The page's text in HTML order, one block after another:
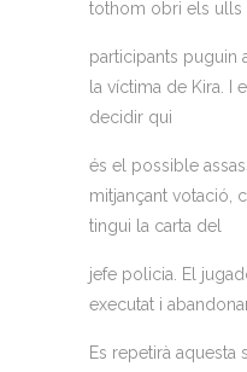
tothom obri els ulls
participants puguin
la víctima de Kira. I
decidir qui
és el possible
mitjançant votació,
tingui la carta del
jefe policia. El
executat i
Es repetirà aquesta